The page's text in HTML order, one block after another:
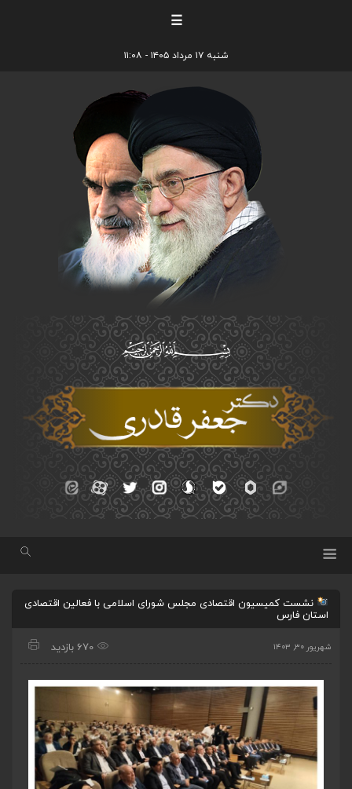
☰
شنبه ۱۷ مرداد ۱۴۰۵ - ۱۱:۰۸
نشست کمیسیون اقتصادی مجلس شورای اسلامی با فعالین اقتصادی
استان فارس
شهریور ۳۰, ۱۴۰۳ 670 بازدید